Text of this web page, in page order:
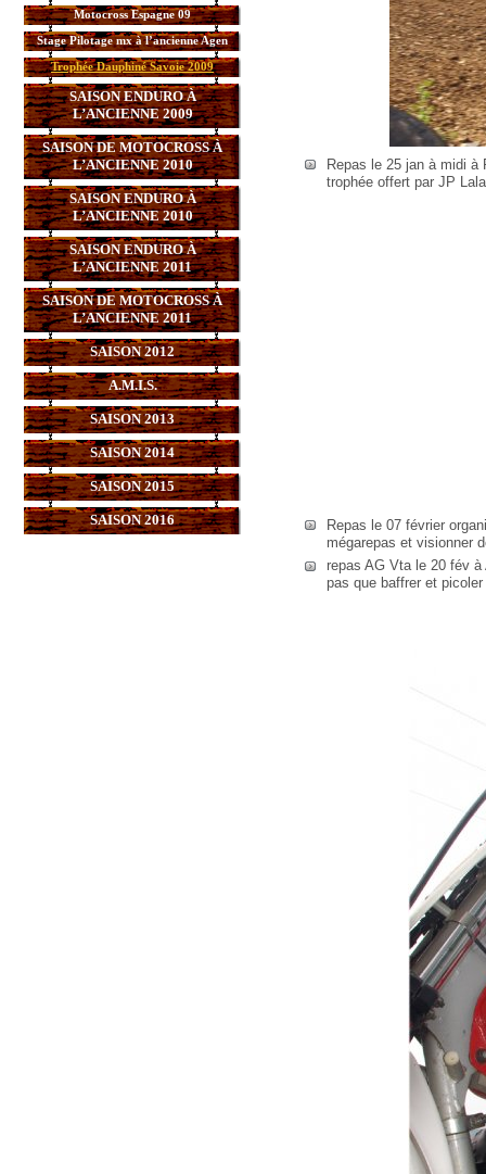
Motocross Espagne 09
Stage Pilotage mx à l’ancienne Agen
Trophée Dauphiné Savoie 2009
SAISON ENDURO À
L’ANCIENNE 2009
SAISON DE MOTOCROSS À
L’ANCIENNE 2010
SAISON ENDURO À
L’ANCIENNE 2010
SAISON ENDURO À
L’ANCIENNE 2011
SAISON DE MOTOCROSS À
L’ANCIENNE 2011
SAISON 2012
A.M.I.S.
SAISON 2013
SAISON 2014
SAISON 2015
SAISON 2016
Repas le 25 jan à midi à
trophée offert par JP
Repas le 07 février
mégarepas et visionner
repas AG Vta le 20 fév
pas que baffrer et